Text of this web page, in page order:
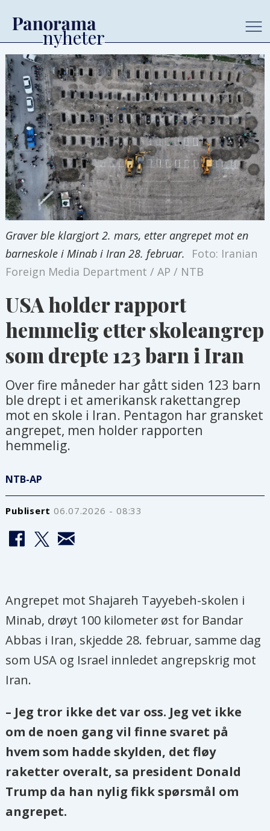
Graver ble klargjort 2. mars, etter angrepet mot en
barneskole i Minab i Iran 28. februar.
Foto: Iranian
Foreign Media Department / AP / NTB
USA holder rapport
hemmelig etter skoleangrep
som drepte 123 barn i Iran
Over fire måneder har gått siden 123 barn
ble drept i et amerikansk rakettangrep
mot en skole i Iran. Pentagon har gransket
angrepet, men holder rapporten
hemmelig.
NTB-AP
Publisert 06.07.2026 - 08:33
Angrepet mot Shajareh Tayyebeh-skolen i
Minab, drøyt 100 kilometer øst for Bandar
Abbas i Iran, skjedde 28. februar, samme dag
som USA og Israel innledet angrepskrig mot
Iran.
– Jeg tror ikke det var oss. Jeg vet ikke
om de noen gang vil finne svaret på
hvem som hadde skylden, det fløy
raketter overalt, sa president Donald
Trump da han nylig fikk spørsmål om
angrepet.